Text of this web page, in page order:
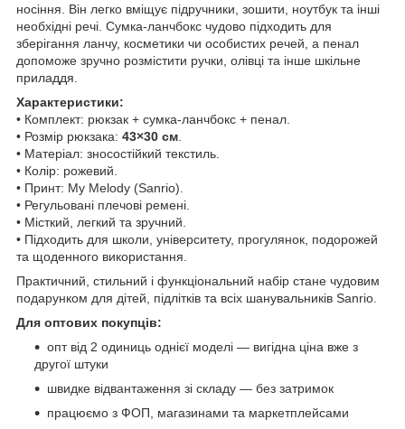
носіння. Він легко вміщує підручники, зошити, ноутбук та інші
необхідні речі. Сумка-ланчбокс чудово підходить для
зберігання ланчу, косметики чи особистих речей, а пенал
допоможе зручно розмістити ручки, олівці та інше шкільне
приладдя.
Характеристики:
• Комплект: рюкзак + сумка-ланчбокс + пенал.
• Розмір рюкзака: 43×30 см
• Матеріал: зносостійкий текстиль.
• Колір: рожевий.
• Принт: My Melody (Sanrio).
• Регульовані плечові ремені.
• Місткий, легкий та зручний.
• Підходить для школи, університету, прогулянок, подорожей
та щоденного використання.
Практичний, стильний і функціональний набір стане чудовим
подарунком для дітей, підлітків та всіх шанувальників Sanrio.
Для оптових покупців:
опт від 2 одиниць однієї моделі — вигідна ціна вже з
другої штуки
швидке відвантаження зі складу — без затримок
працюємо з ФОП, магазинами та маркетплейсами